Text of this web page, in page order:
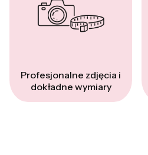
Profesjonalne zdjęcia i
dokładne wymiary